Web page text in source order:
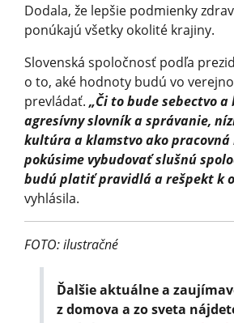
Dodala, že lepšie podmienky
ponúkajú všetky okolité krajiny.
Slovenská spoločnosť podľa
o to, aké hodnoty budú vo
prevládať. „Či to bude sebectvo
agresívny slovník a správanie,
kultúra a klamstvo ako pracovná
pokúsime vybudovať slušnú
budú platiť pravidlá a rešpekt k
vyhlásila.
FOTO: ilustračné
Ďalšie aktuálne a
z domova a zo sveta